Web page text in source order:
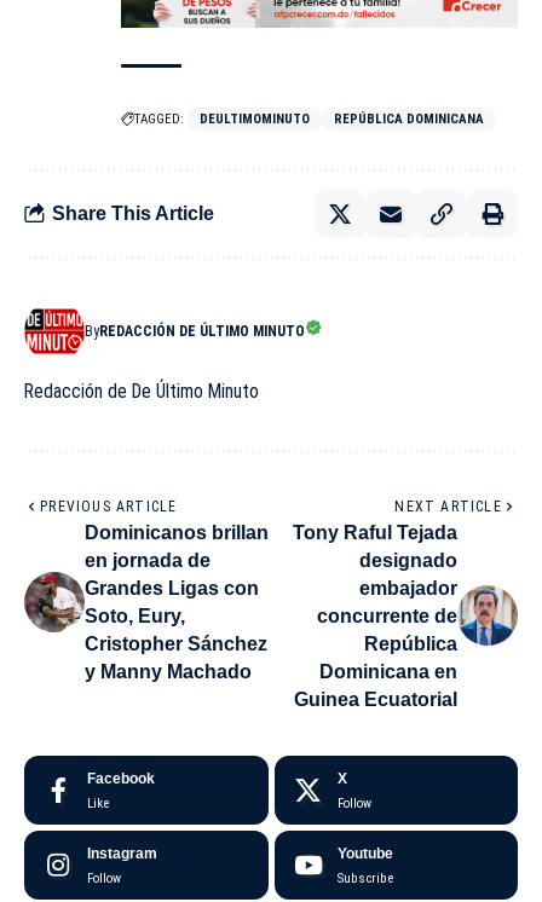
TAGGED: DEULTIMOMINUTO REPÚBLICA DOMINICANA
Share This Article
ByREDACCIÓN DE ÚLTIMO MINUTO
Redacción de De Último Minuto
PREVIOUS ARTICLE
Dominicanos brillan
en jornada de
Grandes Ligas con
Soto, Eury,
Cristopher Sánchez
y Manny Machado
NEXT ARTICLE
Tony Raful Tejada
designado
embajador
concurrente de
República
Dominicana en
Guinea Ecuatorial
Facebook
Like
X
Follow
Instagram
Follow
Youtube
Subscribe